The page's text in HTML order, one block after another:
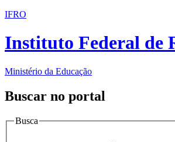
IFRO
Instituto Federal de
Ministério da Educação
Buscar no portal
Busca